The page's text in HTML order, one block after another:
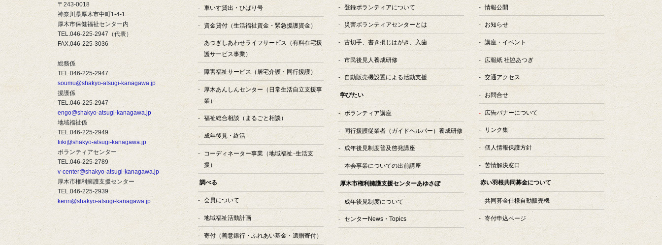
〒243-0018
神奈川県厚木市中町1-4-1
厚木市保健福祉センター内
TEL.046-225-2947（代表）
FAX.046-225-3036
総務係
TEL.046-225-2947
soumu@shakyo-atsugi-kanagawa.jp
援護係
TEL.046-225-2947
engo@shakyo-atsugi-kanagawa.jp
地域福祉係
TEL.046-225-2949
tiiki@shakyo-atsugi-kanagawa.jp
ボランティアセンター
TEL.046-225-2789
v-center@shakyo-atsugi-kanagawa.jp
厚木市権利擁護支援センター
TEL.046-225-2939
kenri@shakyo-atsugi-kanagawa.jp
車いす貸出・ひばり号
資金貸付（生活福祉資金・緊急援護資金）
あつぎしあわせライフサービス
（有料在宅援
護サービス事業）
障害福祉サービス （居宅介護・同行援護）
厚木あんしんセンター（日常生活自立支援事
業）
福祉総合相談 （まるごと相談）
成年後見・終活
コーディネーター事業（地域福祉･生活支
援）
調べる
会員について
地域福祉活動計画
寄付（善意銀行・ふれあい基金・遺贈寄付）
登録ボランティアについて
災害ボランティアセンターとは
古切手、書き損じはがき、入歯
市民後見人養成研修
自動販売機設置による活動支援
学びたい
ボランティア講座
同行援護従業者（ガイドヘルパー）養成研修
成年後見制度普及啓発講座
本会事業についての出前講座
厚木市権利擁護支援センターあゆさぽ
成年後見制度について
センターNews・Topics
情報公開
お知らせ
講座・イベント
広報紙 社協あつぎ
交通アクセス
お問合せ
広告バナーについて
リンク集
個人情報保護方針
苦情解決窓口
赤い羽根共同募金について
共同募金仕様自動販売機
寄付申込ページ